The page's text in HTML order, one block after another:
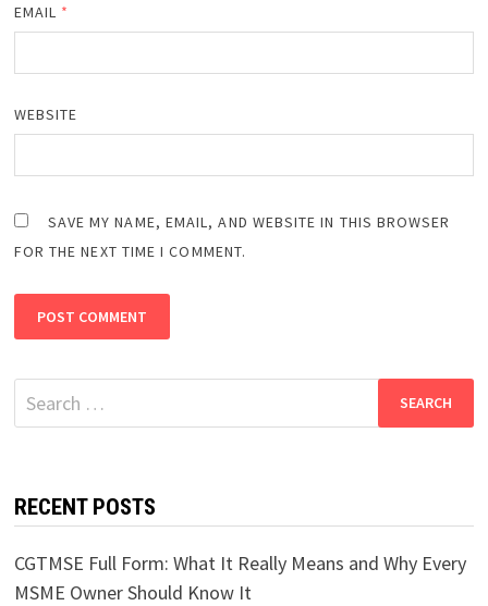
EMAIL *
WEBSITE
SAVE MY NAME, EMAIL, AND WEBSITE IN THIS BROWSER
FOR THE NEXT TIME I COMMENT.
Search
for:
RECENT POSTS
CGTMSE Full Form: What It Really Means and Why Every
MSME Owner Should Know It